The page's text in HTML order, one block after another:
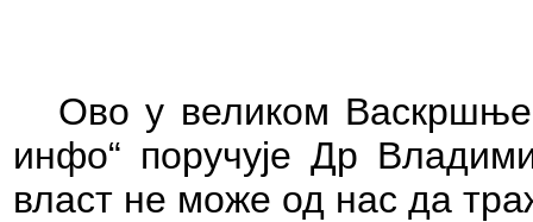
Ово у великом
инфо“ поручује Др
власт не може од нас да